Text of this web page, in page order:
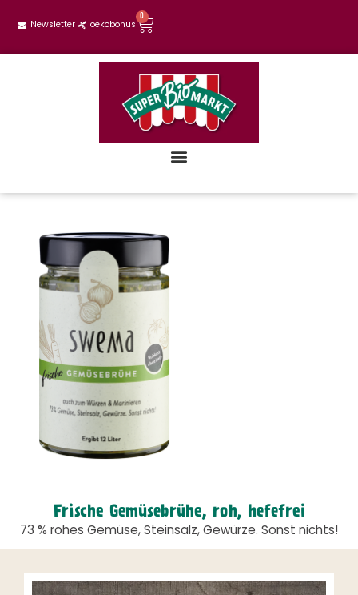
Newsletter oekobonus
0
Frische Gemüsebrühe, roh, hefefrei
73 % rohes Gemüse, Steinsalz, Gewürze. Sonst nichts!